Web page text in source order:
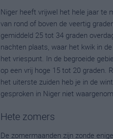
Niger heeft vrijwel het hele jaar te
van rond of boven de veertig
gemiddeld 25 tot 34 graden
nachten plaats, waar het kwik in
het vriespunt. In de begroeide
op een vrij hoge 15 tot 20 graden.
het uiterste zuiden heb je in de
gesproken in Niger niet
Hete zomers
De zomermaanden zijn zonde